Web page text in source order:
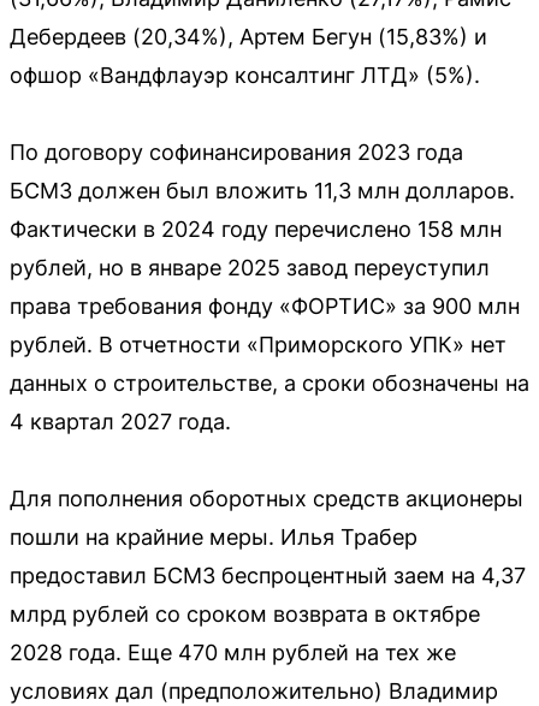
Дебердеев (20,34%), Артем Бегун (15,83%) и
офшор «Вандфлауэр консалтинг ЛТД» (5%).
По договору софинансирования 2023 года
БСМЗ должен был вложить 11,3 млн долларов.
Фактически в 2024 году перечислено 158 млн
рублей, но в январе 2025 завод переуступил
права требования фонду «ФОРТИС» за 900 млн
рублей. В отчетности «Приморского УПК» нет
данных о строительстве, а сроки обозначены на
4 квартал 2027 года.
Для пополнения оборотных средств акционеры
пошли на крайние меры. Илья Трабер
предоставил БСМЗ беспроцентный заем на 4,37
млрд рублей со сроком возврата в октябре
2028 года. Еще 470 млн рублей на тех же
условиях дал (предположительно) Владимир